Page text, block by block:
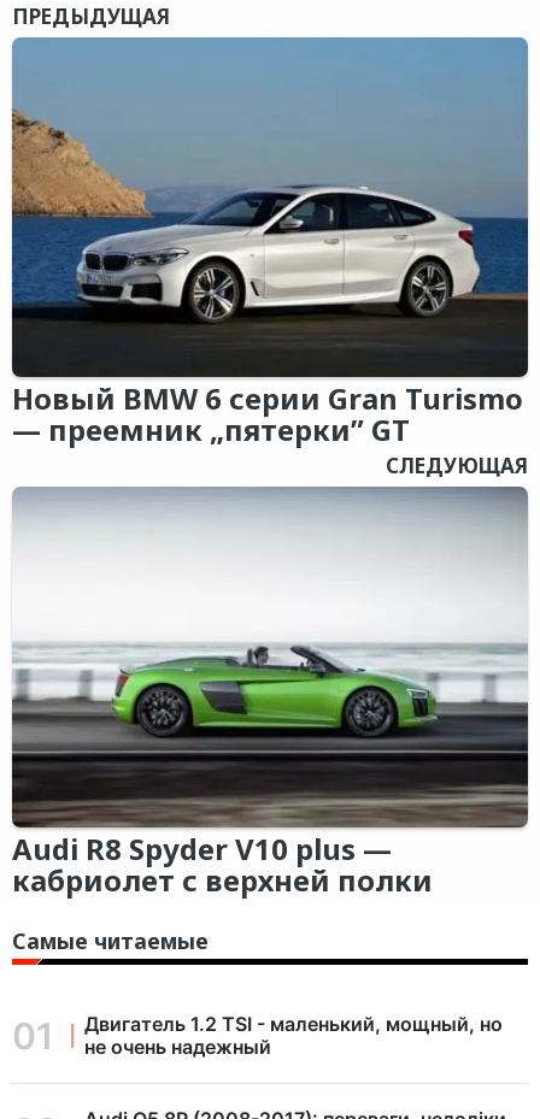
ПРЕДЫДУЩАЯ
Новый BMW 6 серии Gran Turismo
— преемник „пятерки” GT
СЛЕДУЮЩАЯ
Audi R8 Spyder V10 plus —
кабриолет с верхней полки
Самые читаемые
Двигатель 1.2 TSI - маленький, мощный, но
не очень надежный